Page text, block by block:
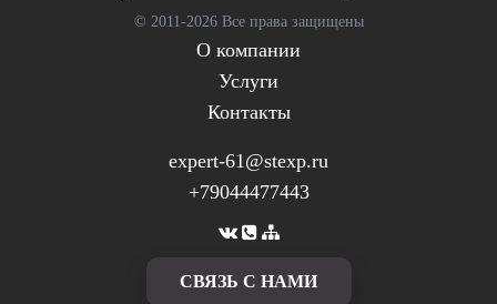
© 2011-2026 Все права защищены
О компании
Услуги
Контакты
expert-61@stexp.ru
+79044477443
CВЯЗЬ С НАМИ